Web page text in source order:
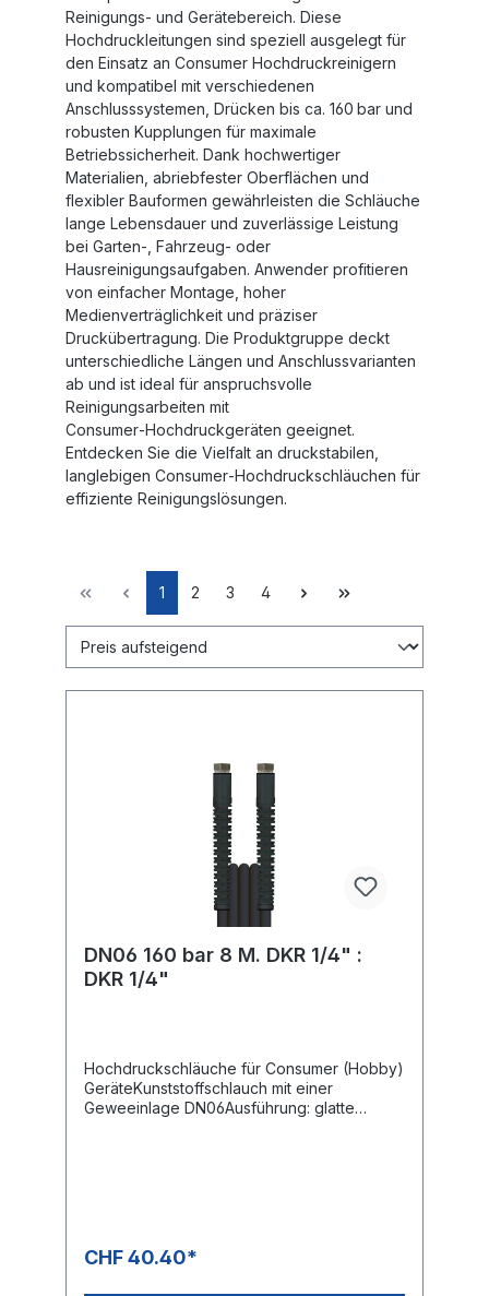
Reinigungs‑ und Gerätebereich. Diese
Hochdruckleitungen sind speziell ausgelegt für
den Einsatz an Consumer Hochdruckreinigern
und kompatibel mit verschiedenen
Anschlusssystemen, Drücken bis ca. 160 bar und
robusten Kupplungen für maximale
Betriebssicherheit. Dank hochwertiger
Materialien, abriebfester Oberflächen und
flexibler Bauformen gewährleisten die Schläuche
lange Lebensdauer und zuverlässige Leistung
bei Garten‑, Fahrzeug‑ oder
Hausreinigungsaufgaben. Anwender profitieren
von einfacher Montage, hoher
Medienverträglichkeit und präziser
Druckübertragung. Die Produktgruppe deckt
unterschiedliche Längen und Anschlussvarianten
ab und ist ideal für anspruchsvolle
Reinigungsarbeiten mit
Consumer‑Hochdruckgeräten geeignet.
Entdecken Sie die Vielfalt an druckstabilen,
langlebigen Consumer‑Hochdruckschläuchen für
effiziente Reinigungslösungen.
1 2 3 4
DN06 160 bar 8 M. DKR 1/4" :
DKR 1/4"
Hochdruckschläuche für Consumer (Hobby)
GeräteKunststoffschlauch mit einer
Geweeinlage DN06Ausführung: glatte
CHF 40.40*